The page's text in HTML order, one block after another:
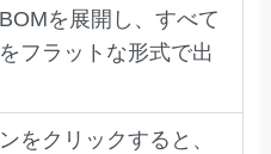
を展開し、すべて
フラットな形式で出
をクリックすると、